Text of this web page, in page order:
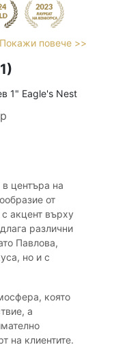
Покажи повече >>
1" Eagle's Nest
центъра на
от
акцент върху
различни
Павлова,
но и с
която
а
на клиентите.